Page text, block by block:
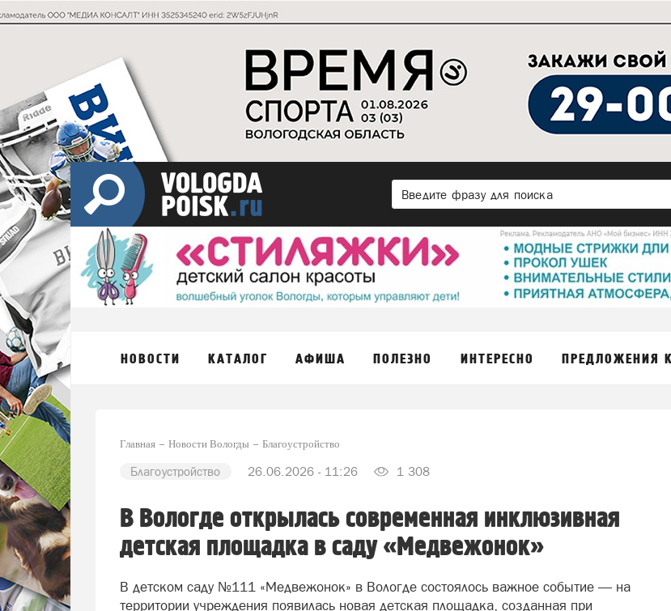
НОВОСТИ КАТАЛОГ АФИША ПОЛЕЗНО ИНТЕРЕСНО ПРЕДЛОЖЕНИЯ
Главная Новости Вологды Благоустройство
Благоустройство 26.06.2026 - 11:26 1 308
В Вологде открылась современная инклюзивная
детская площадка в саду «Медвежонок»
В детском саду №111 «Медвежонок» в Вологде состоялось важное событие — на
территории учреждения появилась новая детская площадка, созданная при